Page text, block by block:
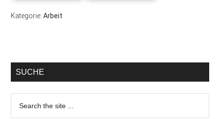
Kategorie:Arbeit
SUCHE